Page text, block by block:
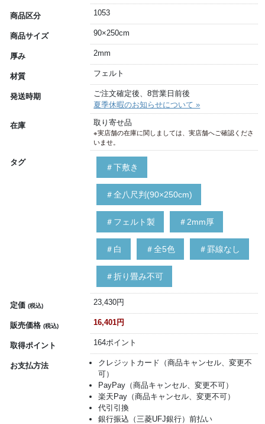
商品区分 1053
商品サイズ 90×250cm
厚み 2mm
材質 フェルト
発送時期
ご注文確定後、8営業日前後
夏季休暇のお知らせについて »
在庫 取り寄せ品
※実店舗の在庫に関しましては、実店舗へご確認くださ
いませ。
タグ
＃下敷き
＃全八尺判(90×250cm)
＃フェルト製 ＃2mm厚
＃白 ＃全5色 ＃罫線なし
＃折り畳み不可
定価 (税込) 23,430円
販売価格 (税込) 16,401円
取得ポイント 164ポイント
お支払方法
クレジットカード（商品キャンセル、変更不
可）
PayPay（商品キャンセル、変更不可）
楽天Pay（商品キャンセル、変更不可）
代引引換
銀行振込（三菱UFJ銀行）前払い